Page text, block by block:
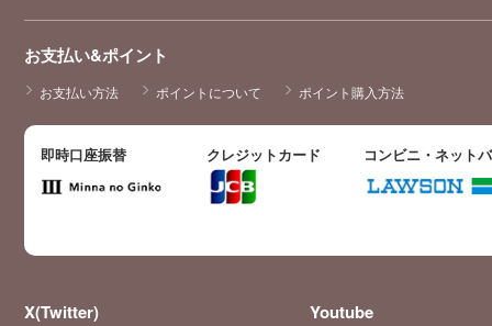
お支払い&ポイント
お支払い方法 ポイントについて ポイント購入方法
即時口座振替 クレジットカード コンビニ・ネット
X(Twitter) Youtube